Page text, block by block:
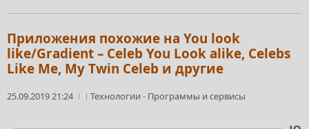
Приложения похожие на You look
like/Gradient – Celeb You Look alike, Celebs
Like Me, My Twin Celeb и другие
25.09.2019 21:24 Технологии- Программы и сервисы